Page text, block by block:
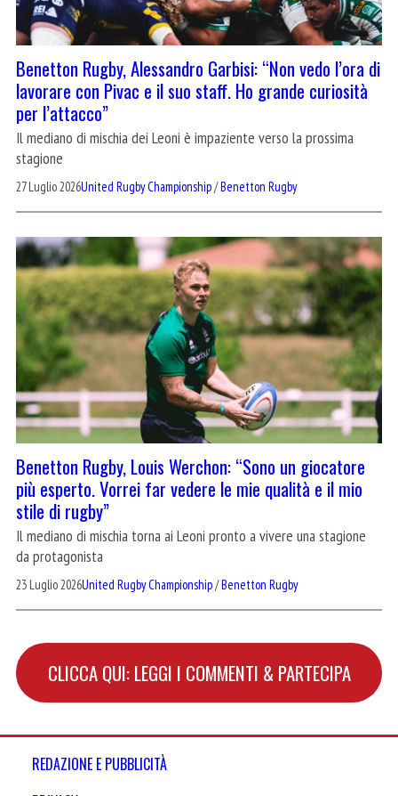
Benetton Rugby, Alessandro Garbisi: “Non vedo l’ora di
lavorare con Pivac e il suo staff. Ho grande curiosità
per l’attacco”
Il mediano di mischia dei Leoni è impaziente verso la prossima
stagione
27 Luglio 2026United Rugby Championship/Benetton Rugby
Benetton Rugby, Louis Werchon: “Sono un giocatore
più esperto. Vorrei far vedere le mie qualità e il mio
stile di rugby”
Il mediano di mischia torna ai Leoni pronto a vivere una stagione
da protagonista
23 Luglio 2026United Rugby Championship/Benetton Rugby
CLICCA QUI: LEGGI I COMMENTI & PARTECIPA
REDAZIONE E PUBBLICITÀ